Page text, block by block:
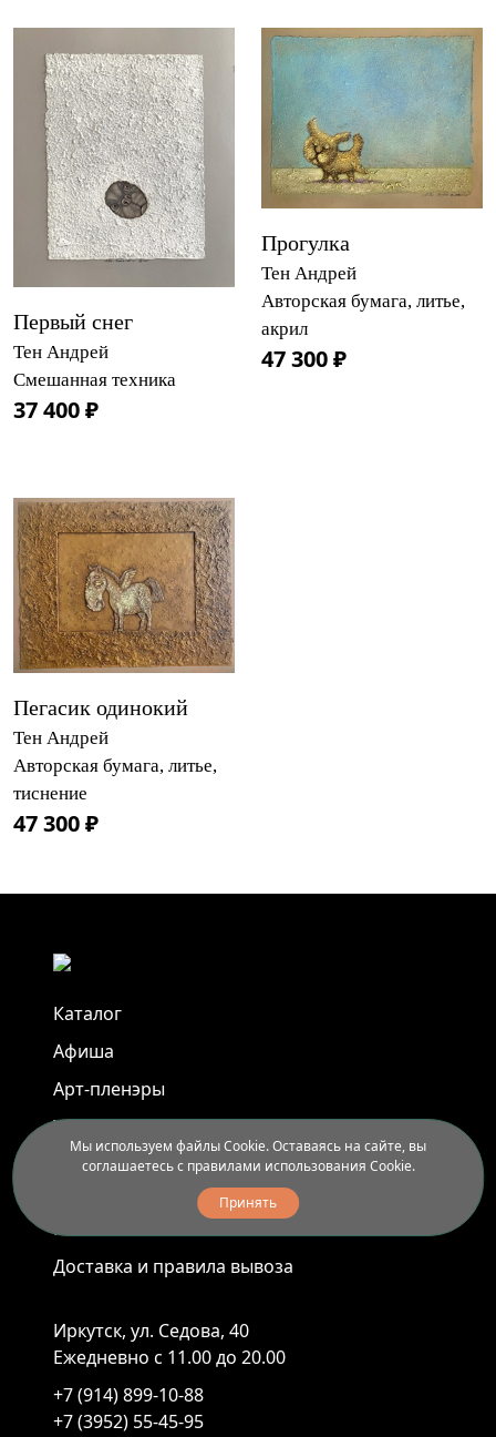
Первый снег
Тен Андрей
Смешанная техника
37 400 ₽
Прогулка
Тен Андрей
Авторская бумага, литье,
акрил
47 300 ₽
Пегасик одинокий
Тен Андрей
Авторская бумага, литье,
тиснение
47 300 ₽
Каталог
Афиша
Арт-пленэры
Услуги
Контакты
Доставка и правила вывоза
Иркутск, ул. Седова, 40
Ежедневно с 11.00 до 20.00
+7 (914) 899-10-88
+7 (3952) 55-45-95
Мы используем файлы Cookie. Оставаясь на сайте, вы
соглашаетесь с правилами использования Cookie.
Принять